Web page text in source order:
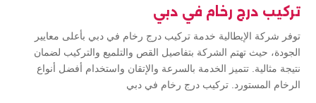
تركيب درج رخام في دبي
توفر شركة الإيطالية خدمة تركيب درج رخام في دبي بأعلى معايير
الجودة، حيث تهتم الشركة بتفاصيل القص والتلميع والتركيب لضمان
نتيجة مثالية. تتميز الخدمة بالسرعة والإتقان واستخدام أفضل أنواع
الرخام المستورد. تركيب درج رخام في دبي